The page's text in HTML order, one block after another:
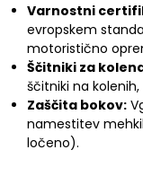
Varnostni
evropskem
motoristično
Ščitniki za
ščitniki na
Zaščita bokov:
namestitev
ločeno).